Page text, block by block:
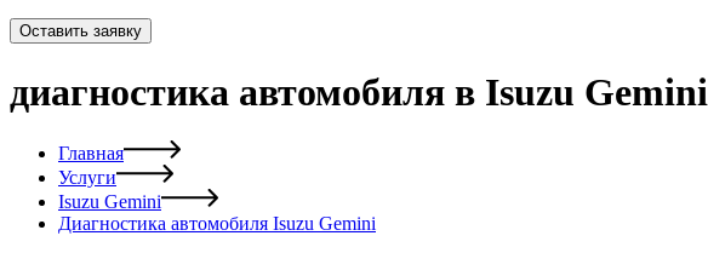
Оставить заявку
диагностика автомобиля в Isuzu Gemini
Главная
Услуги
Isuzu Gemini
Диагностика автомобиля Isuzu Gemini